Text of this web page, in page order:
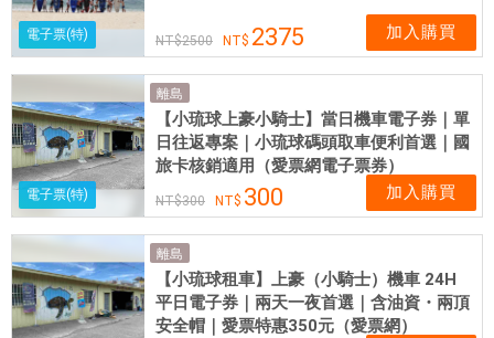
電子票(特) 2500 2375 加入購買
電子票(特)
離島
【小琉球上豪小騎士】當日機車電子券｜單
日往返專案｜小琉球碼頭取車便利首選｜國
旅卡核銷適用（愛票網電子票券）
300 300 加入購買
離島
【小琉球租車】上豪（小騎士）機車 24H
平日電子券｜兩天一夜首選｜含油資・兩頂
安全帽｜愛票特惠350元（愛票網）